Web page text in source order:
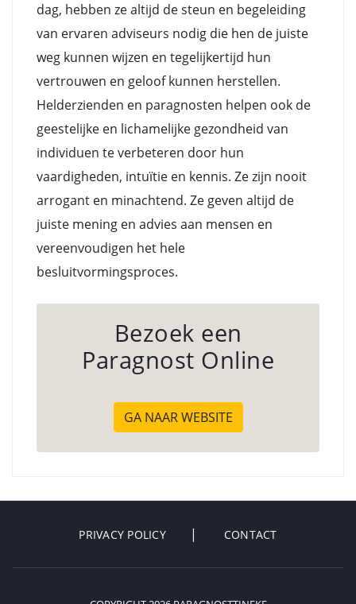
dag, hebben ze altijd de steun en begeleiding
van ervaren adviseurs nodig die hen de juiste
weg kunnen wijzen en tegelijkertijd hun
vertrouwen en geloof kunnen herstellen.
Helderzienden en paragnosten helpen ook de
geestelijke en lichamelijke gezondheid van
individuen te verbeteren door hun
vaardigheden, intuïtie en kennis. Ze zijn nooit
arrogant en minachtend. Ze geven altijd de
juiste mening en advies aan mensen en
vereenvoudigen het hele
besluitvormingsproces.
Bezoek een
Paragnost Online
GA NAAR WEBSITE
PRIVACY POLICY CONTACT